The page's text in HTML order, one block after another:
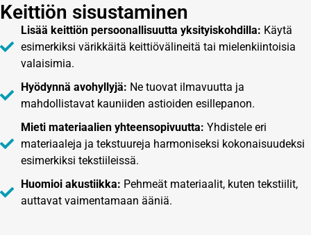
Keittiön sisustaminen
Lisää keittiön persoonallisuutta yksityiskohdilla: Käytä
esimerkiksi värikkäitä keittiövälineitä tai mielenkiintoisia
valaisimia.
Hyödynnä avohyllyjä: Ne tuovat ilmavuutta ja
mahdollistavat kauniiden astioiden esillepanon.
Mieti materiaalien yhteensopivuutta: Yhdistele eri
materiaaleja ja tekstuureja harmoniseksi kokonaisuudeksi
esimerkiksi tekstiileissä.
Huomioi akustiikka: Pehmeät materiaalit, kuten tekstiilit,
auttavat vaimentamaan ääniä.